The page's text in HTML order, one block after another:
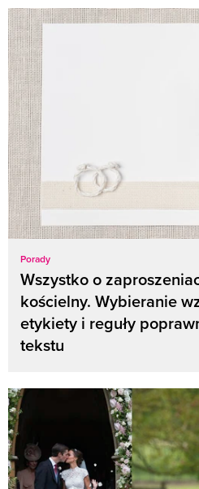
Porady
Wszystko o
kościelny. Wybieranie
etykiety i reguły
tekstu